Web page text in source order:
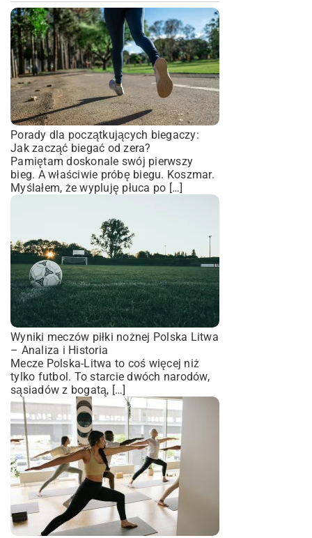
Porady dla początkujących biegaczy:
Jak zacząć biegać od zera?
Pamiętam doskonale swój pierwszy
bieg. A właściwie próbę biegu. Koszmar.
Myślałem, że wypluję płuca po […]
Wyniki meczów piłki nożnej Polska Litwa
– Analiza i Historia
Mecze Polska-Litwa to coś więcej niż
tylko futbol. To starcie dwóch narodów,
sąsiadów z bogatą, […]